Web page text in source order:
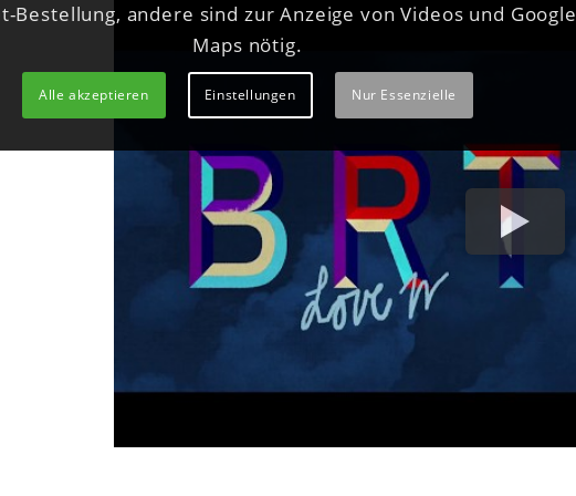
Bestellung, andere sind zur Anzeige von Videos und Google
Maps nötig.
Alle akzeptieren Einstellungen Nur Essenzielle